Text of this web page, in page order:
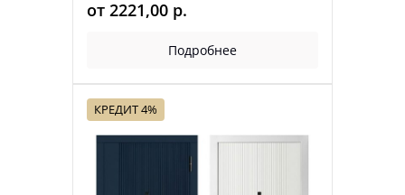
от 2221,00 р.
Подробнее
КРЕДИТ 4%